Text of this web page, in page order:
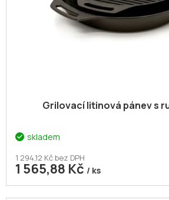
Grilovací litinová pánev s
skladem
1 294,12 Kč bez DPH
1 565,88 Kč / ks